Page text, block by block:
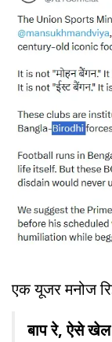
एक यूजर मनोज
बाप रे, ऐसे